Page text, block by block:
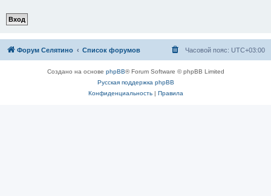
Форум Селятино Список форумов Часовой пояс: UTC+03:00
Создано на основе phpBB® Forum Software © phpBB Limited
Русская поддержка phpBB
Конфиденциальность| Правила